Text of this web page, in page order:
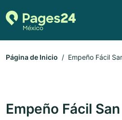
Página de Inicio Empeño Fácil
Empeño Fácil